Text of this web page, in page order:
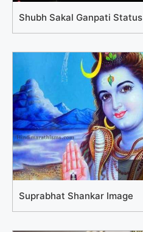
Shubh Sakal Ganpati Status
Suprabhat Shankar Image